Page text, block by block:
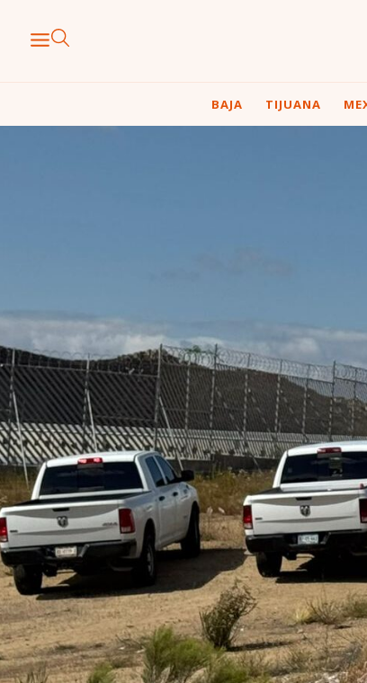
BAJA TIJUANA